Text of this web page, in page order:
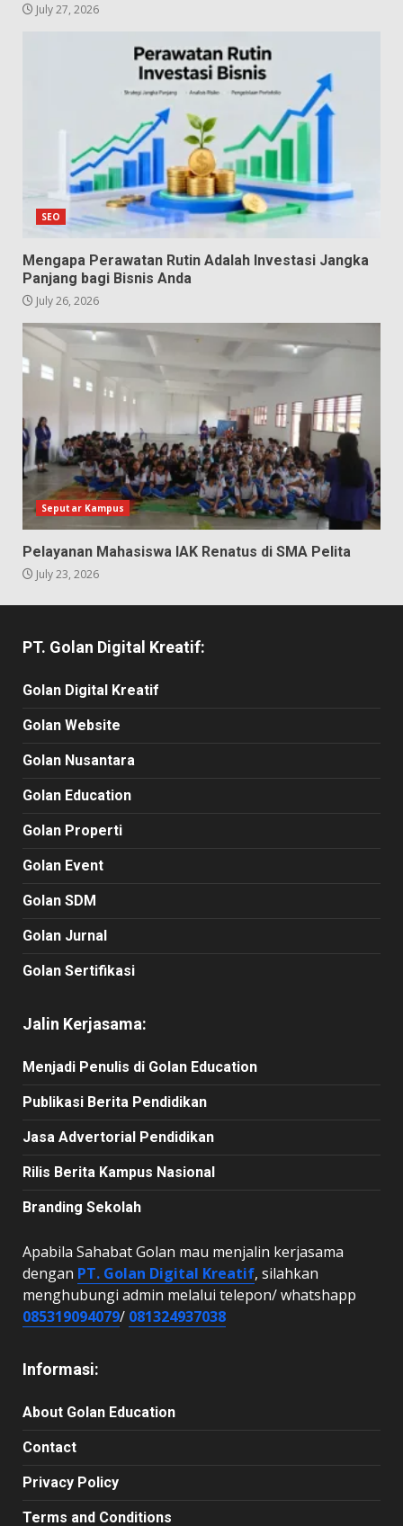
July 27, 2026
SEO
Mengapa Perawatan Rutin Adalah Investasi Jangka
Panjang bagi Bisnis Anda
July 26, 2026
Seputar Kampus
Pelayanan Mahasiswa IAK Renatus di SMA Pelita
July 23, 2026
PT. Golan Digital Kreatif:
Golan Digital Kreatif
Golan Website
Golan Nusantara
Golan Education
Golan Properti
Golan Event
Golan SDM
Golan Jurnal
Golan Sertifikasi
Jalin Kerjasama:
Menjadi Penulis di Golan Education
Publikasi Berita Pendidikan
Jasa Advertorial Pendidikan
Rilis Berita Kampus Nasional
Branding Sekolah
Apabila Sahabat Golan mau menjalin kerjasama
dengan PT. Golan Digital Kreatif, silahkan
menghubungi admin melalui telepon/ whatshapp
085319094079/ 081324937038
Informasi:
About Golan Education
Contact
Privacy Policy
Terms and Conditions